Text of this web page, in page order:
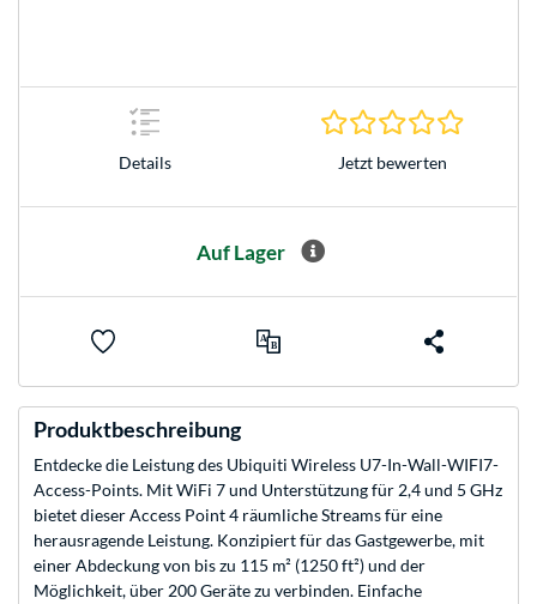
Details Jetzt bewerten
Auf Lager
Produktbeschreibung
Entdecke die Leistung des Ubiquiti Wireless U7-In-Wall-WIFI7-
Access-Points. Mit WiFi 7 und Unterstützung für 2,4 und 5 GHz
bietet dieser Access Point 4 räumliche Streams für eine
herausragende Leistung. Konzipiert für das Gastgewerbe, mit
einer Abdeckung von bis zu 115 m² (1250 ft²) und der
Möglichkeit, über 200 Geräte zu verbinden. Einfache